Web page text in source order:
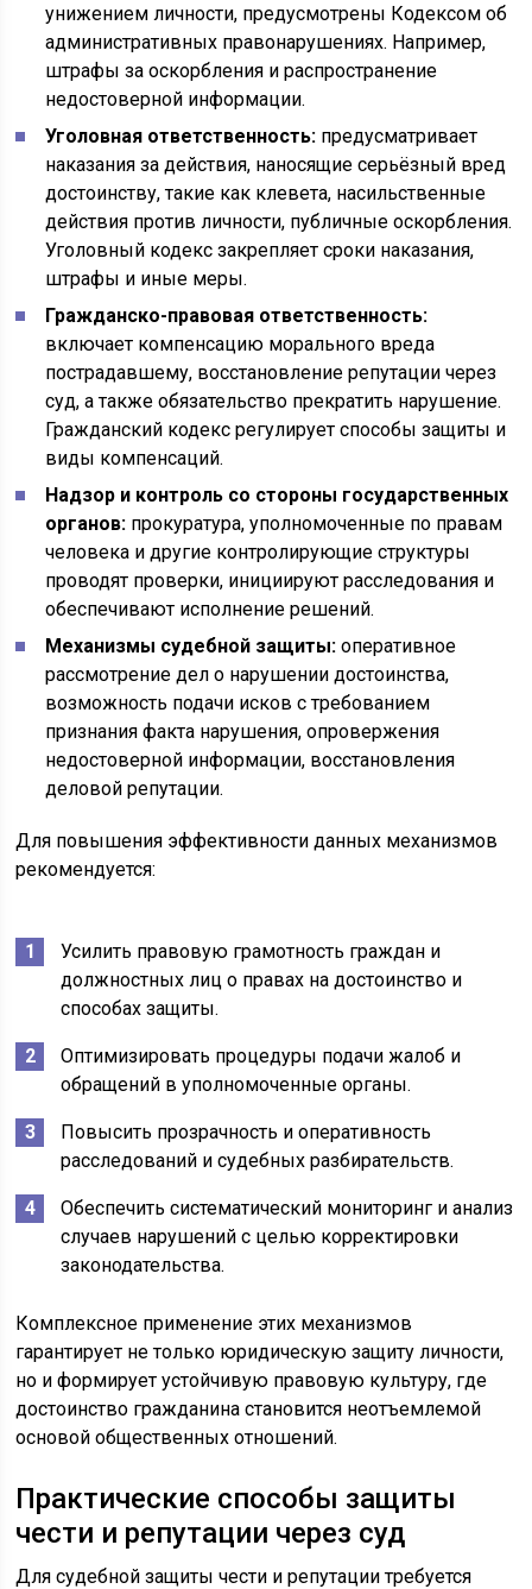
унижением личности, предусмотрены Кодексом об
административных правонарушениях. Например,
штрафы за оскорбления и распространение
недостоверной информации.
Уголовная ответственность: предусматривает
наказания за действия, наносящие серьёзный вред
достоинству, такие как клевета, насильственные
действия против личности, публичные оскорбления.
Уголовный кодекс закрепляет сроки наказания,
штрафы и иные меры.
Гражданско-правовая ответственность:
включает компенсацию морального вреда
пострадавшему, восстановление репутации через
суд, а также обязательство прекратить нарушение.
Гражданский кодекс регулирует способы защиты и
виды компенсаций.
Надзор и контроль со стороны государственных
органов: прокуратура, уполномоченные по правам
человека и другие контролирующие структуры
проводят проверки, инициируют расследования и
обеспечивают исполнение решений.
Механизмы судебной защиты: оперативное
рассмотрение дел о нарушении достоинства,
возможность подачи исков с требованием
признания факта нарушения, опровержения
недостоверной информации, восстановления
деловой репутации.
Для повышения эффективности данных механизмов
рекомендуется:
Усилить правовую грамотность граждан и
должностных лиц о правах на достоинство и
способах защиты.
Оптимизировать процедуры подачи жалоб и
обращений в уполномоченные органы.
Повысить прозрачность и оперативность
расследований и судебных разбирательств.
Обеспечить систематический мониторинг и анализ
случаев нарушений с целью корректировки
законодательства.
Комплексное применение этих механизмов
гарантирует не только юридическую защиту личности,
но и формирует устойчивую правовую культуру, где
достоинство гражданина становится неотъемлемой
основой общественных отношений.
Практические способы защиты
чести и репутации через суд
Для судебной защиты чести и репутации требуется